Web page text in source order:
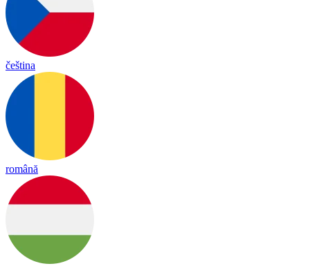
čeština
română